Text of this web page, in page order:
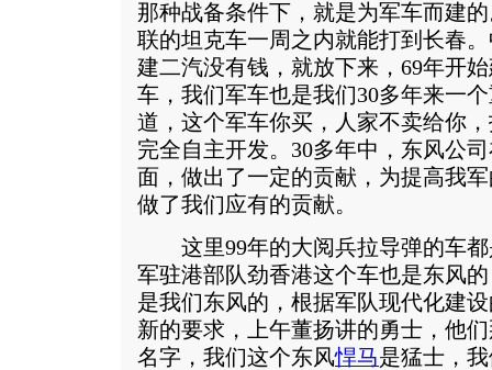
那种战备条件下，就是为军车而建
联的坦克车一周之内就能打到长春
建二汽没有钱，就放下来，69年开
车，我们军车也是我们30多年来一
道，这个军车你买，人家不卖给你
完全自主开发。30多年中，东风公
面，做出了一定的贡献，为提高我
做了我们应有的贡献。
这里99年的大阅兵拉导弹的车都
军驻港部队劲香港这个车也是东风
是我们东风的，根据军队现代化建
新的要求，上午董扬讲的勇士，他
名字，我们这个东风悍马是猛士，